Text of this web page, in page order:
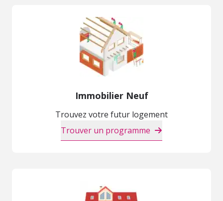
Immobilier Neuf
Trouvez votre futur logement
Trouver un programme